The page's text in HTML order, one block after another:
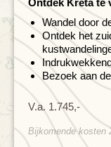
Ontdek Kreta te
Wandel door
Ontdek het
Bezoek aan
V.a. 1.745,-
Bijkomende kosten